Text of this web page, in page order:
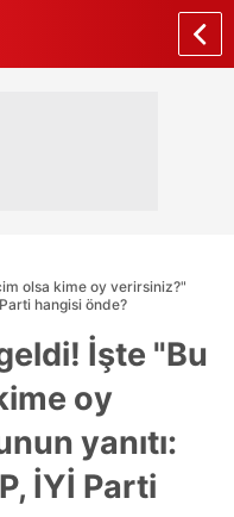
olsa kime oy verirsiniz?"
hangisi önde?
İşte "Bu
oy
yanıtı:
İYİ Parti